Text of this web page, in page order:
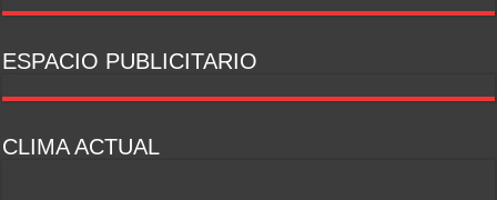
ESPACIO PUBLICITARIO
CLIMA ACTUAL